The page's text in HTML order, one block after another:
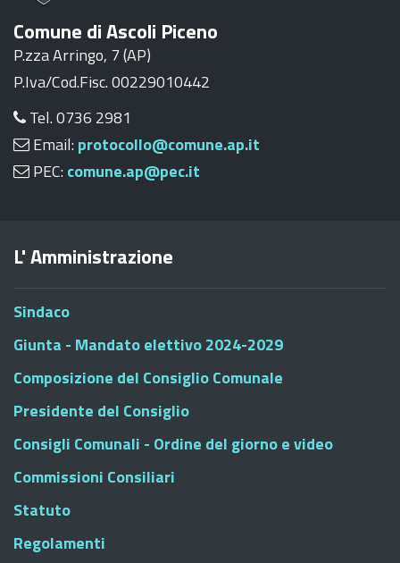
Comune di Ascoli Piceno
P.zza Arringo, 7 (AP)
P.Iva/Cod.Fisc. 00229010442
Tel. 0736 2981
Email: protocollo@comune.ap.it
PEC: comune.ap@pec.it
L' Amministrazione
Sindaco
Giunta - Mandato elettivo 2024-2029
Composizione del Consiglio Comunale
Presidente del Consiglio
Consigli Comunali - Ordine del giorno e video
Commissioni Consiliari
Statuto
Regolamenti